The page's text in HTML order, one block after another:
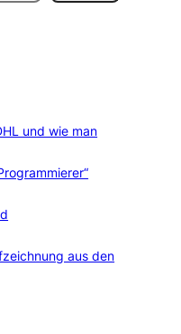
und wie man
aus den